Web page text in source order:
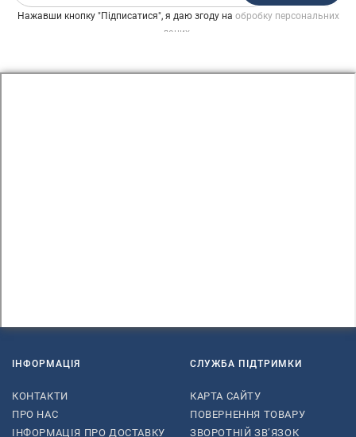
Нажавши кнопку "Підписатися", я даю згоду на обробку персональних
даних
ІНФОРМАЦІЯ
КОНТАКТИ
ПРО НАС
ІНФОРМАЦІЯ ПРО ДОСТАВКУ
СЛУЖБА ПІДТРИМКИ
КАРТА САЙТУ
ПОВЕРНЕННЯ ТОВАРУ
ЗВОРОТНІЙ ЗВ’ЯЗОК